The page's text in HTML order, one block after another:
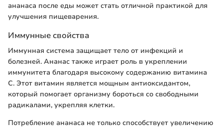
ананаса после еды может стать отличной практикой для
улучшения пищеварения.
Иммунные свойства
Иммунная система защищает тело от инфекций и
болезней. Ананас также играет роль в укреплении
иммунитета благодаря высокому содержанию витамина
C. Этот витамин является мощным антиоксидантом,
который помогает организму бороться со свободными
радикалами, укрепляя клетки.
Потребление ананаса не только способствует увеличению